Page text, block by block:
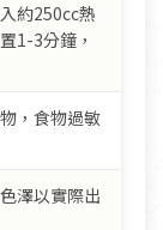
約250cc熱
1-3分鐘，
，食物過敏
澤以實際出